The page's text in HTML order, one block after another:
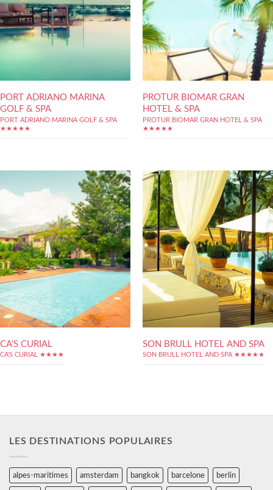
PORT ADRIANO MARINA
GOLF & SPA
PORT ADRIANO MARINA GOLF & SPA
★★★★★
PROTUR BIOMAR GRAN
HOTEL & SPA
PROTUR BIOMAR GRAN HOTEL & SPA
★★★★★
CA’S CURIAL
CA'S CURIAL ★★★★
SON BRULL HOTEL AND SPA
SON BRULL HOTEL AND SPA ★★★★★
LES DESTINATIONS POPULAIRES
alpes-maritimes amsterdam bangkok barcelone berlin